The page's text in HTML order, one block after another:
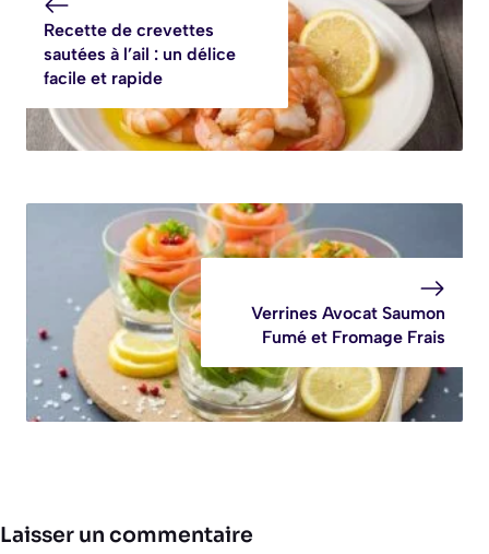
Recette de crevettes
sautées à l’ail : un délice
facile et rapide
Verrines Avocat Saumon
Fumé et Fromage Frais
Laisser un commentaire